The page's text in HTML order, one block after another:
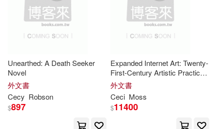
Jim/ Taylor(1) John F.(1)
John H./ Miller-Kritsberg(1)
Unearthed: A Death Seeker
Novel
外文書
Cecy Robson
$897
Expanded Internet Art: Twenty-
First-Century Artistic Practice
and the Informational Milieu
外文書
Ceci Moss
$11400